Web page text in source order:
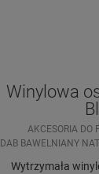
Winylowa
AKCESORIA DO
DAB BAWELNIANY
Wytrzymała